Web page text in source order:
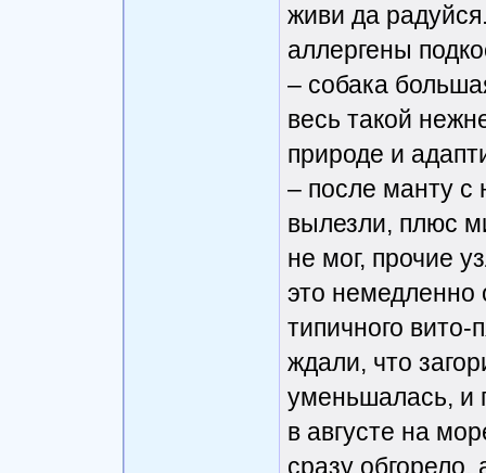
живи да
аллергены
– собака
весь такой
природе и
– после манту с
вылезли, плюс
не мог, прочие
это немедленно
типичного
ждали, что
уменьшалась, и
в августе на
сразу